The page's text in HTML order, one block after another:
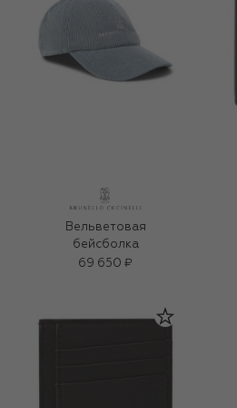
Вельветовая
бейсболка
69 650 ₽